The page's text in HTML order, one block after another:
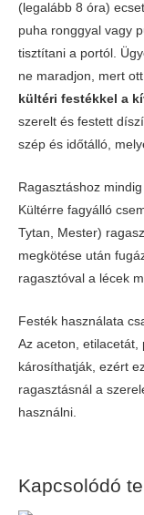
(legalább 8 óra)
puha ronggyal vagy
tisztítani a portól.
ne maradjon, mert
kültéri festékkel a
szerelt és festett
szép és időtálló,
Ragasztáshoz
Kültérre fagyálló
Tytan, Mester)
megkötése után
ragasztóval a lécek
Festék használata
Az aceton,
károsíthatják, ezért
ragasztásnál a
használni.
Kapcsolódó